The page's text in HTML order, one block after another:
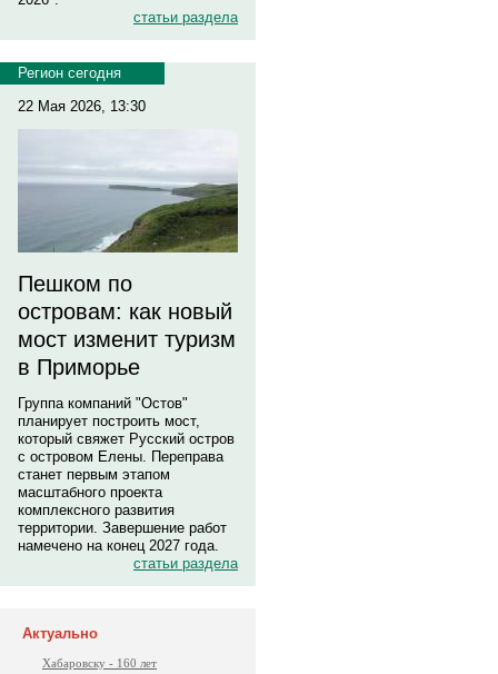
статьи раздела
Регион сегодня
22 Мая 2026, 13:30
Пешком по
островам: как новый
мост изменит туризм
в Приморье
Группа компаний "Остов"
планирует построить мост,
который свяжет Русский остров
с островом Елены. Переправа
станет первым этапом
масштабного проекта
комплексного развития
территории. Завершение работ
намечено на конец 2027 года.
статьи раздела
Актуально
Хабаровску - 160 лет